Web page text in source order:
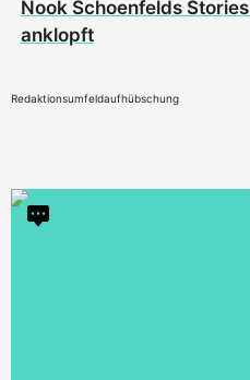
Nook Schoenfelds
anklopft
Redaktionsumfeldaufhübschung